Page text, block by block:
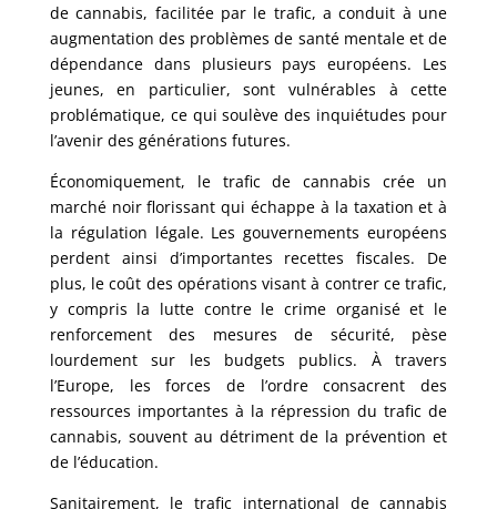
de cannabis, facilitée par le trafic, a conduit à une
augmentation des problèmes de santé mentale et de
dépendance dans plusieurs pays européens. Les
jeunes, en particulier, sont vulnérables à cette
problématique, ce qui soulève des inquiétudes pour
l’avenir des générations futures.
Économiquement, le trafic de cannabis crée un
marché noir florissant qui échappe à la taxation et à
la régulation légale. Les gouvernements européens
perdent ainsi d’importantes recettes fiscales. De
plus, le coût des opérations visant à contrer ce trafic,
y compris la lutte contre le crime organisé et le
renforcement des mesures de sécurité, pèse
lourdement sur les budgets publics. À travers
l’Europe, les forces de l’ordre consacrent des
ressources importantes à la répression du trafic de
cannabis, souvent au détriment de la prévention et
de l’éducation.
Sanitairement, le trafic international de cannabis